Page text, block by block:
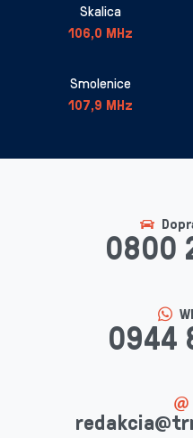
Skalica
106,0 MHz
Smolenice
107,9 MHz
0800
0944